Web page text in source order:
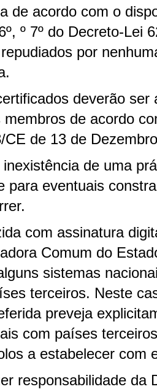
de acordo com o
º 7º do Decreto-Lei
por
deverão ser
de acordo
CE de 13 de
de uma
para eventuais
com assinatura
Comum do
sistemas
terceiros. Neste
preveja
com países
a estabelecer com
responsabilidade da